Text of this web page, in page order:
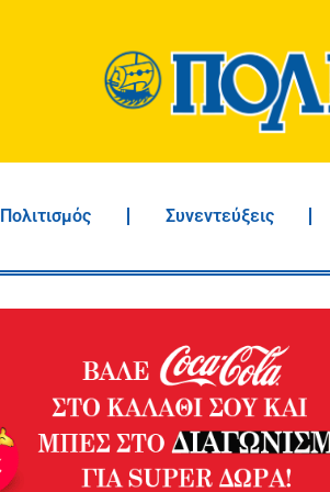
Πολιτισμός Συνεντεύξεις